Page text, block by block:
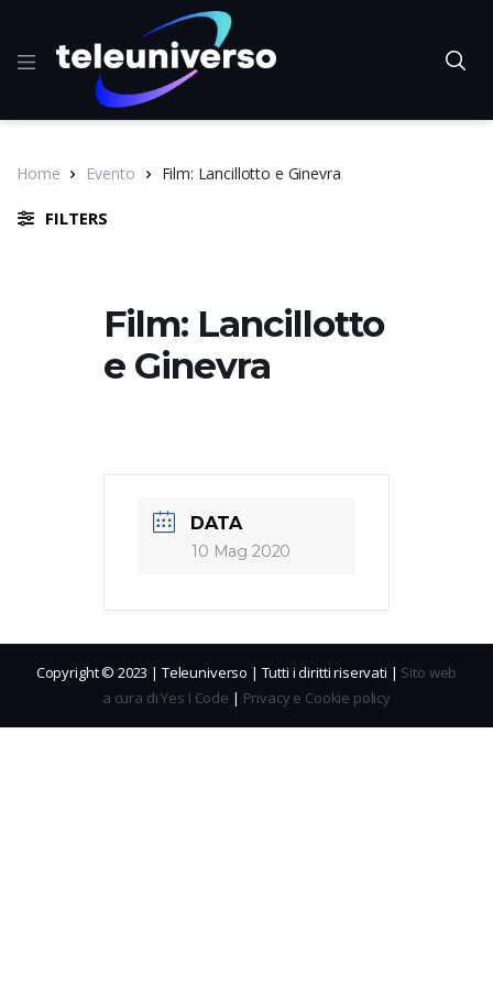
Home Evento Film: Lancillotto e Ginevra
FILTERS
Film: Lancillotto
e Ginevra
DATA
10 Mag 2020
Copyright © 2023 | Teleuniverso | Tutti i diritti riservati | Sito web
a cura di Yes I Code | Privacy e Cookie policy